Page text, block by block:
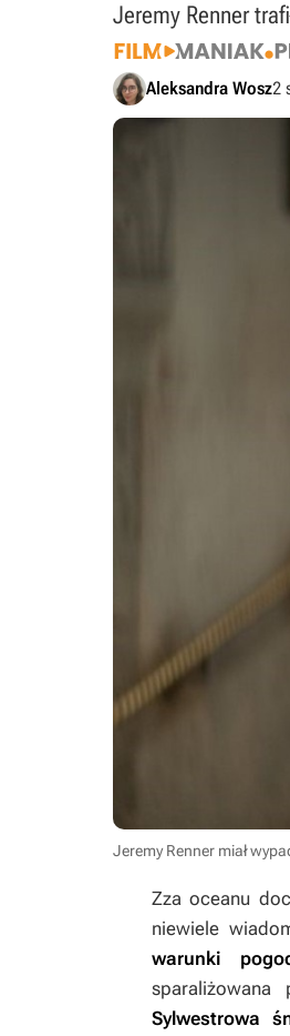
Jeremy Renner
Aleksandra Wosz2
Jeremy Renner miał
Zza oceanu
niewiele
warunki
Sylwestrowa